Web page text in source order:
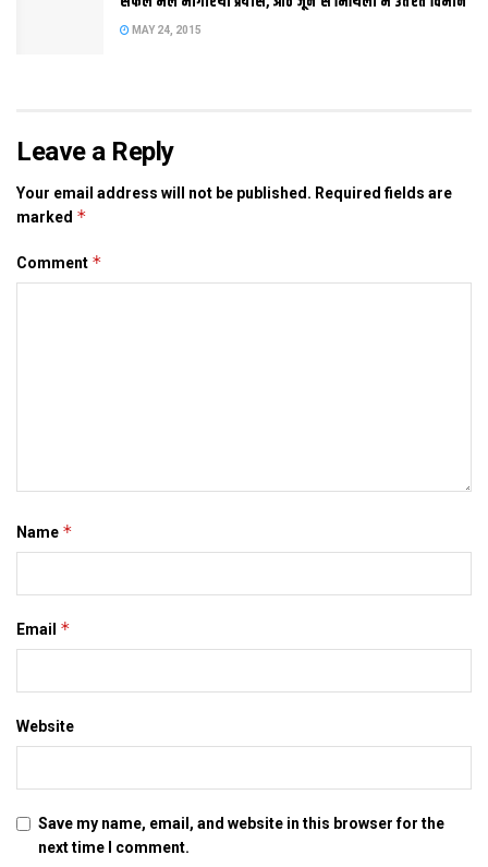
MAY 24, 2015
Leave a Reply
Your email address will not be published. Required fields are
marked *
Comment *
Name *
Email *
Website
Save my name, email, and website in this browser for the
next time I comment.